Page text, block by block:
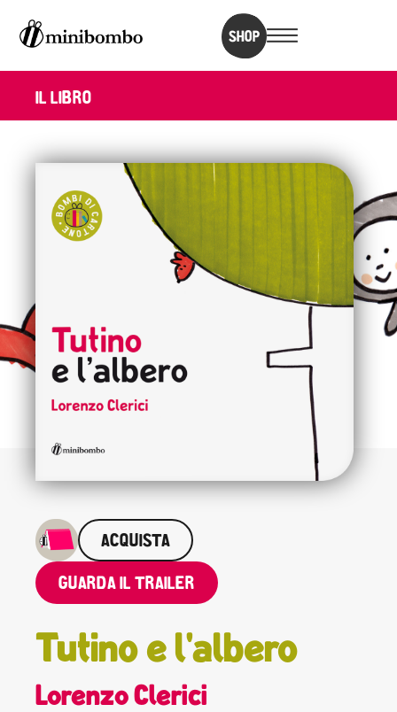
SHOP
ACQUISTA
GUARDA IL TRAILER
Tutino e l'albero
Lorenzo Clerici
IL LIBRO